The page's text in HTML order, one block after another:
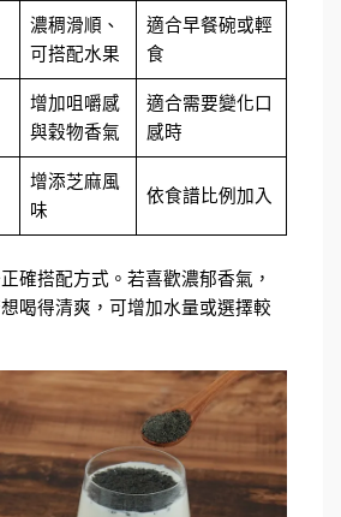
濃稠滑順、
可搭配水果
適合早餐碗或輕
食
增加咀嚼感
與穀物香氣
適合需要變化口
感時
增添芝麻風
味
依食譜比例加入
確搭配方式。若喜歡濃郁香氣，
喝得清爽，可增加水量或選擇較